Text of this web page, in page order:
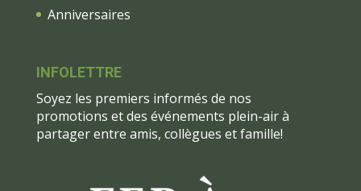
Anniversaires
INFOLETTRE
Soyez les premiers informés de nos
promotions et des événements plein-air à
partager entre amis, collègues et famille!